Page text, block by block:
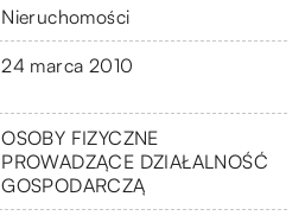
Nieruchomości
24 marca 2010
OSOBY FIZYCZNE
PROWADZĄCE DZIAŁALNOŚĆ
GOSPODARCZĄ